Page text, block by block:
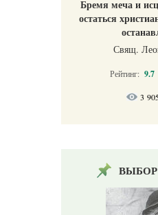
Бремя меча и
остаться
Свящ.
Рейтинг: 9.7
3